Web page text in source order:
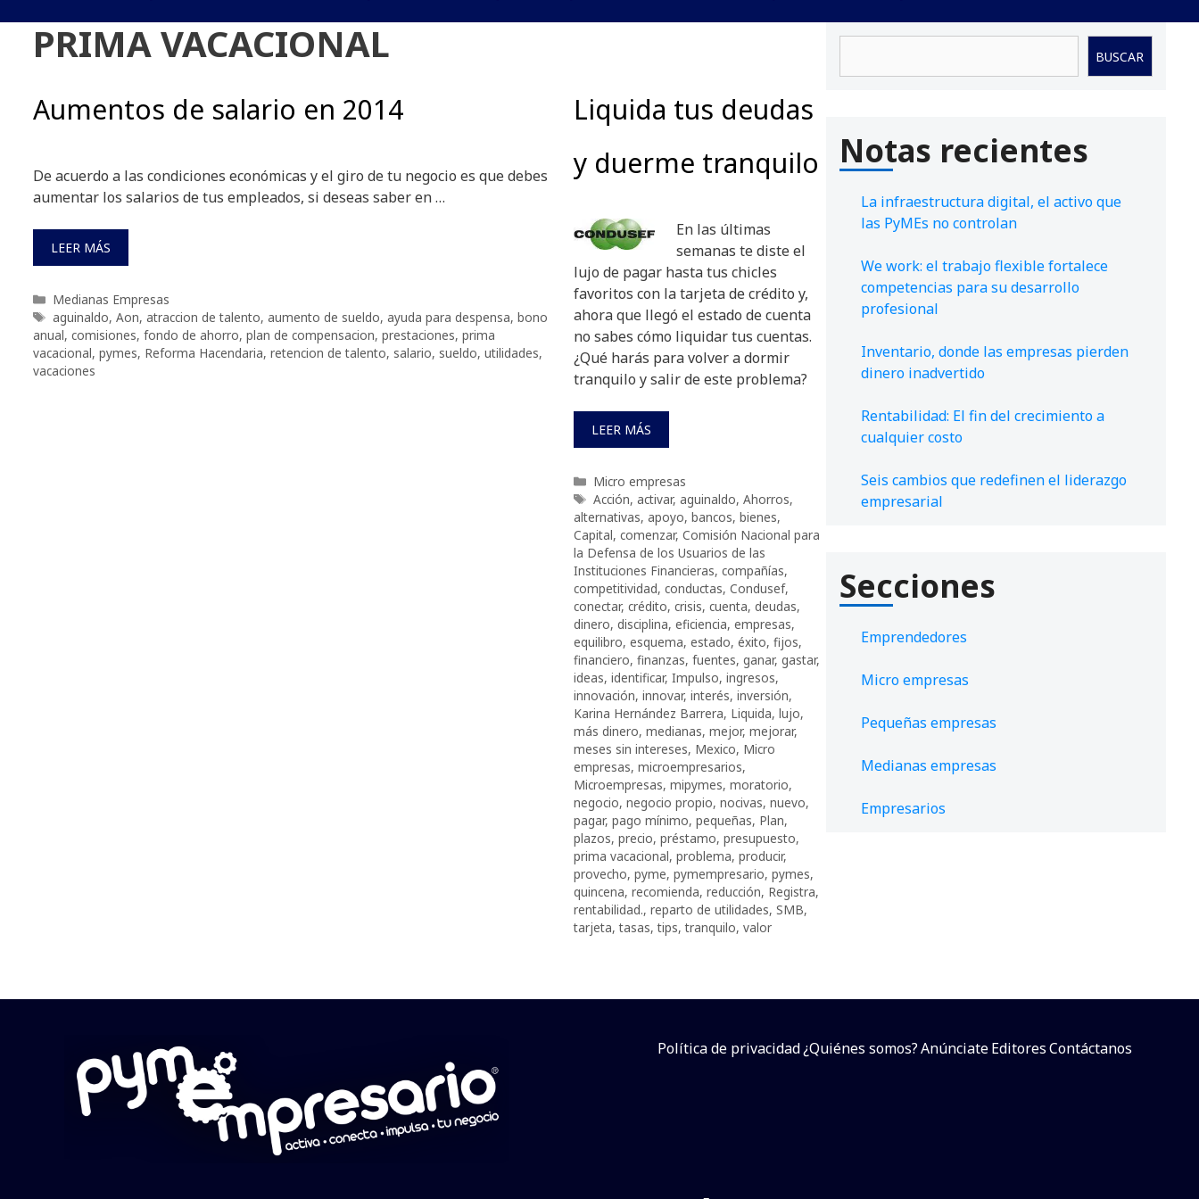
PRIMA VACACIONAL
Aumentos de salario en 2014
De acuerdo a las condiciones económicas y el giro de tu negocio es que debes
aumentar los salarios de tus empleados, si deseas saber en …
LEER MÁS
Categorías
Medianas Empresas
Etiquetas
aguinaldo, Aon, atraccion de talento, aumento de sueldo, ayuda para despensa, bono
anual, comisiones, fondo de ahorro, plan de compensacion, prestaciones, prima
vacacional, pymes, Reforma Hacendaria, retencion de talento, salario, sueldo, utilidades,
vacaciones
Liquida tus deudas
y duerme tranquilo
En las últimas
semanas te diste el
lujo de pagar hasta tus chicles
favoritos con la tarjeta de crédito y,
ahora que llegó el estado de cuenta
no sabes cómo liquidar tus cuentas.
¿Qué harás para volver a dormir
tranquilo y salir de este problema?
LEER MÁS
Categorías
Micro empresas
Etiquetas
Acción, activar, aguinaldo, Ahorros,
alternativas, apoyo, bancos, bienes,
Capital, comenzar, Comisión Nacional para
la Defensa de los Usuarios de las
Instituciones Financieras, compañías,
competitividad, conductas, Condusef,
conectar, crédito, crisis, cuenta, deudas,
dinero, disciplina, eficiencia, empresas,
equilibro, esquema, estado, éxito, fijos,
financiero, finanzas, fuentes, ganar, gastar,
ideas, identificar, Impulso, ingresos,
innovación, innovar, interés, inversión,
Karina Hernández Barrera, Liquida, lujo,
más dinero, medianas, mejor, mejorar,
meses sin intereses, Mexico, Micro
empresas, microempresarios,
Microempresas, mipymes, moratorio,
negocio, negocio propio, nocivas, nuevo,
pagar, pago mínimo, pequeñas, Plan,
plazos, precio, préstamo, presupuesto,
prima vacacional, problema, producir,
provecho, pyme, pymempresario, pymes,
quincena, recomienda, reducción, Registra,
rentabilidad., reparto de utilidades, SMB,
tarjeta,tasas,tips,tranquilo, valor
BUSCAR
Notas recientes
La infraestructura digital, el activo que
las PyMEs no controlan
We work: el trabajo flexible fortalece
competencias para su desarrollo
profesional
Inventario, donde las empresas pierden
dinero inadvertido
Rentabilidad: El fin del crecimiento a
cualquier costo
Seis cambios que redefinen el liderazgo
empresarial
Secciones
Emprendedores
Micro empresas
Pequeñas empresas
Medianas empresas
Empresarios
Política de privacidad¿Quiénes somos?AnúnciateEditoresContáctanos